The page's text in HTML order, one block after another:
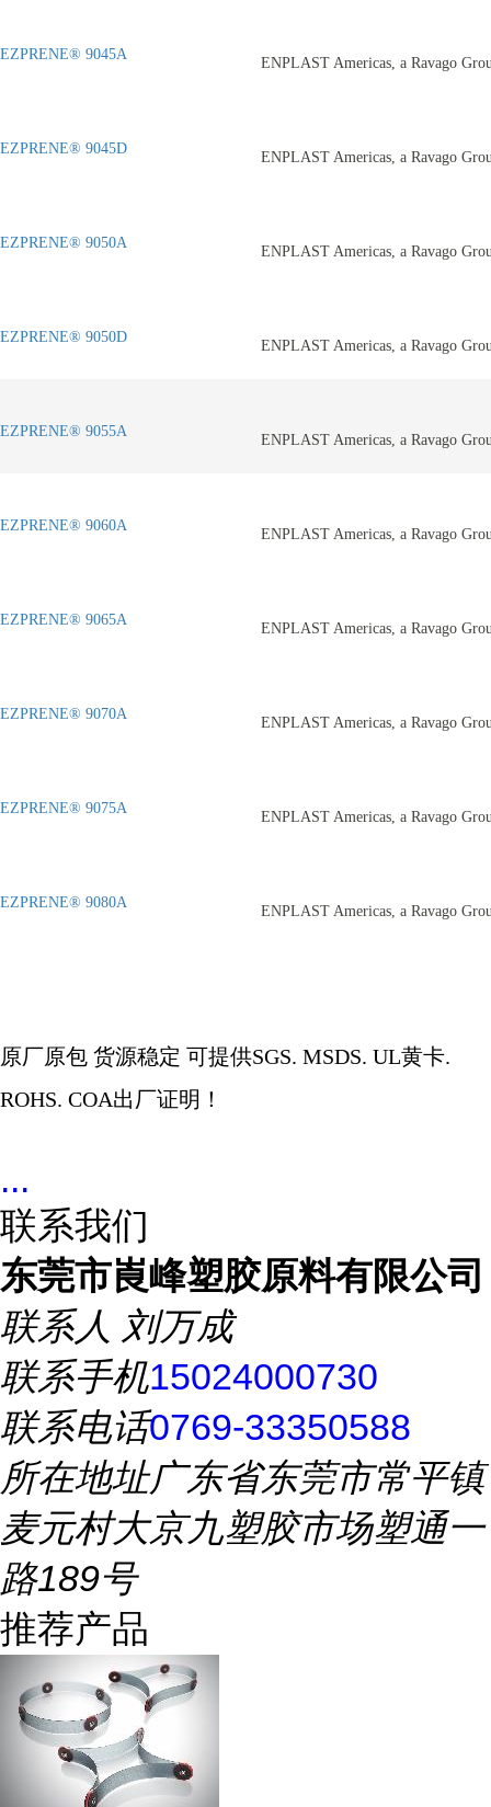
EZPRENE® 9045A
ENPLAST Americas, a Ravago
EZPRENE® 9045D
ENPLAST Americas, a Ravago
EZPRENE® 9050A
ENPLAST Americas, a Ravago
EZPRENE® 9050D
ENPLAST Americas, a Ravago
EZPRENE® 9055A
ENPLAST Americas, a Ravago
EZPRENE® 9060A
ENPLAST Americas, a Ravago
EZPRENE® 9065A
ENPLAST Americas, a Ravago
EZPRENE® 9070A
ENPLAST Americas, a Ravago
EZPRENE® 9075A
ENPLAST Americas, a Ravago
EZPRENE® 9080A
ENPLAST Americas, a Ravago
原厂原包 货源稳定 可提供SGS. MSDS. UL黄卡.
ROHS. COA出厂证明！
...
联系我们
东莞市崀峰塑胶原料有限公司
联系人 刘万成
联系手机15024000730
联系电话0769-33350588
所在地址广东省东莞市常平镇
麦元村大京九塑胶市场塑通一
路189号
推荐产品